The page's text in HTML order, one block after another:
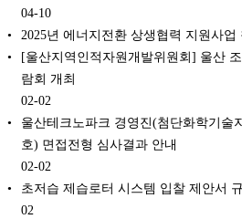
04-10
2025년 에너지전환 상생협력 지원사업
[울산지역인적자원개발위원회] 울산
람회 개최
02-02
울산테크노파크 경영진(첨단화학기술
호) 면접전형 심사결과 안내
02-02
초저습 제습로터 시스템 입찰 제안서
02